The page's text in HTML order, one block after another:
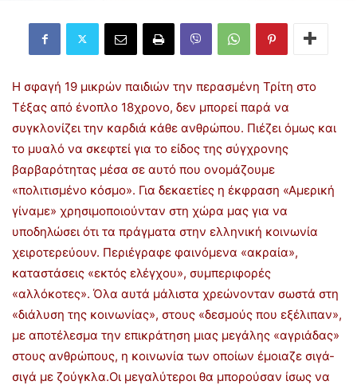
Η σφαγή 19 μικρών παιδιών την περασμένη Τρίτη στο
Τέξας από ένοπλο 18χρονο, δεν μπορεί παρά να
συγκλονίζει την καρδιά κάθε ανθρώπου. Πιέζει όμως και
το μυαλό να σκεφτεί για το είδος της σύγχρονης
βαρβαρότητας μέσα σε αυτό που ονομάζουμε
«πολιτισμένο κόσμο». Για δεκαετίες η έκφραση «Αμερική
γίναμε» χρησιμοποιούνταν στη χώρα μας για να
υποδηλώσει ότι τα πράγματα στην ελληνική κοινωνία
χειροτερεύουν. Περιέγραφε φαινόμενα «ακραία»,
καταστάσεις «εκτός ελέγχου», συμπεριφορές
«αλλόκοτες». Όλα αυτά μάλιστα χρεώνονταν σωστά στη
«διάλυση της κοινωνίας», στους «δεσμούς που εξέλιπαν»,
με αποτέλεσμα την επικράτηση μιας μεγάλης «αγριάδας»
στους ανθρώπους, η κοινωνία των οποίων έμοιαζε σιγά-
σιγά με ζούγκλα.Οι μεγαλύτεροι θα μπορούσαν ίσως να